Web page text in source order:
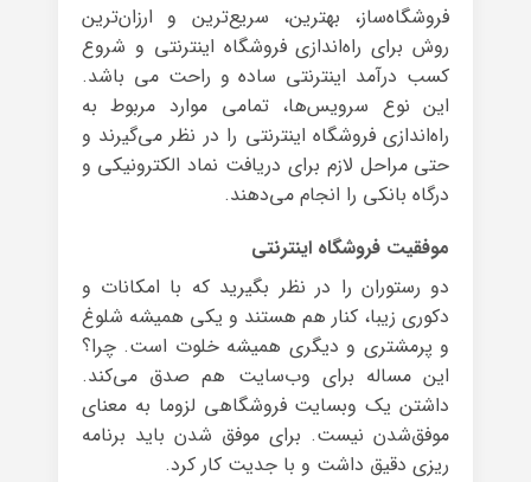
فروشگاه‌ساز، بهترین، سریع‌ترین و ارزان‌ترین
روش برای راه‌اندازی فروشگاه اینترنتی و شروع
کسب درآمد اینترنتی ساده و راحت می باشد.
این نوع سرویس‌ها، تمامی موارد مربوط به
راه‌اندازی فروشگاه اینترنتی را در نظر می‌گیرند و
حتی مراحل لازم برای دریافت نماد الکترونیکی و
درگاه بانکی را انجام می‌دهند.
موفقیت فروشگاه اینترنتی
دو رستوران را در نظر بگیرید که با امکانات و
دکوری زیبا، کنار هم هستند و یکی همیشه شلوغ
و پرمشتری و دیگری همیشه خلوت است. چرا؟
این مساله برای وب‌سایت هم صدق می‌کند.
داشتن یک وبسایت فروشگاهی لزوما به معنای
موفق‌شدن نیست. برای موفق شدن باید برنامه
ریزی دقیق داشت و با جدیت کار کرد.